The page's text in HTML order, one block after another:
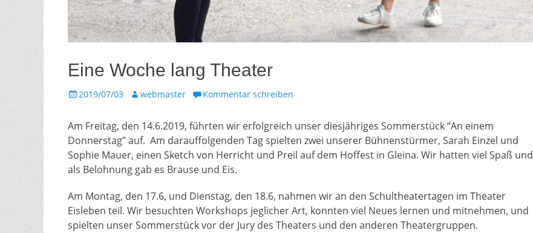
Eine Woche lang Theater
Gepostet
2019/07/03 Autorwebmaster Kommentar schreiben
Am Freitag, den 14.6.2019, führten wir erfolgreich unser diesjähriges Sommerstück “An einem
Donnerstag” auf. Am darauffolgenden Tag spielten zwei unserer Bühnenstürmer, Sarah Einzel und
Sophie Mauer, einen Sketch von Herricht und Preil auf dem Hoffest in Gleina. Wir hatten viel Spaß und
als Belohnung gab es Brause und Eis.
Am Montag, den 17.6, und Dienstag, den 18.6, nahmen wir an den Schultheatertagen im Theater
Eisleben teil. Wir besuchten Workshops jeglicher Art, konnten viel Neues lernen und mitnehmen, und
spielten unser Sommerstück vor der Jury des Theaters und den anderen Theatergruppen.